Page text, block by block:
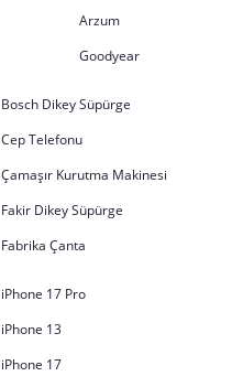
Arzum
Goodyear
Bosch Dikey Süpürge
Cep Telefonu
Çamaşır Kurutma Makinesi
Fakir Dikey Süpürge
Fabrika Çanta
iPhone 17 Pro
iPhone 13
iPhone 17